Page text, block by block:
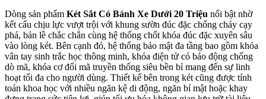
Dòng sản phẩm Két Sắt Có Bánh Xe Dưới 20 Triệu nổi bật nhờ
kết cấu chịu lực vượt trội với khung sườn đúc đặc chống cháy cạy
phá, bản lề chắc chắn cùng hệ thống chốt khóa đúc đặc xuyên sâu
vào lòng két. Bên cạnh đó, hệ thống bảo mật đa tầng bao gồm khóa
vân tay sinh trắc học thông minh, khóa điện tử có báo động chống
dò mã, khóa cơ đổi mã truyền thống siêu bền bỉ mang đến sự linh
hoạt tối đa cho người dùng. Thiết kế bên trong két cũng được tính
toán khoa học với nhiều ngăn kệ di động, ngăn bí mật hoặc khay